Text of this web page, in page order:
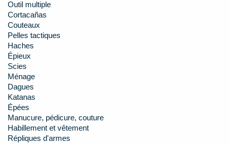
Outil multiple
Cortacañas
Couteaux
Pelles tactiques
Haches
Épieux
Scies
Ménage
Dagues
Katanas
Épées
Manucure, pédicure, couture
Habillement et vêtement
Répliques d'armes